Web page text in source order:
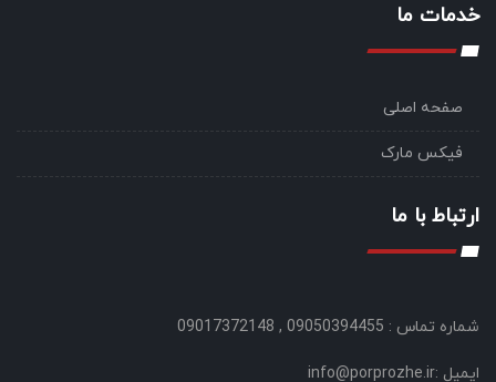
خدمات ما
صفحه اصلی
فیکس مارک
ارتباط با ما
شماره تماس : 09050394455 , 09017372148
ایمیل :info@porprozhe.ir